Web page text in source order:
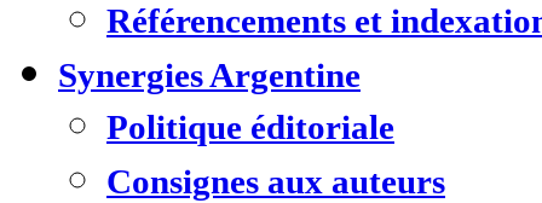
Référencements et
Synergies Argentine
Politique éditoriale
Consignes aux auteurs